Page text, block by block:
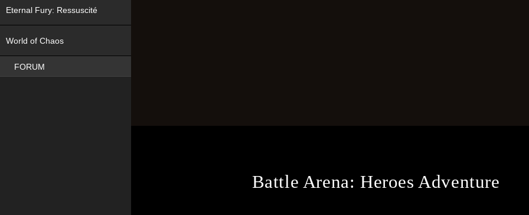
Battle Arena: Heroes Adventure
Eternal Fury: Ressuscité
World of Chaos
FORUM